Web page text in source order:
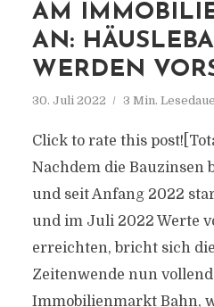
AM
AN:
WERDEN
30. Juli 2022 3 Min.
Click to rate this
Nachdem die Bauzinsen
und seit Anfang 2022
und im Juli 2022 Werte
erreichten, bricht sich
Zeitenwende nun
Immobilienmarkt Bahn,